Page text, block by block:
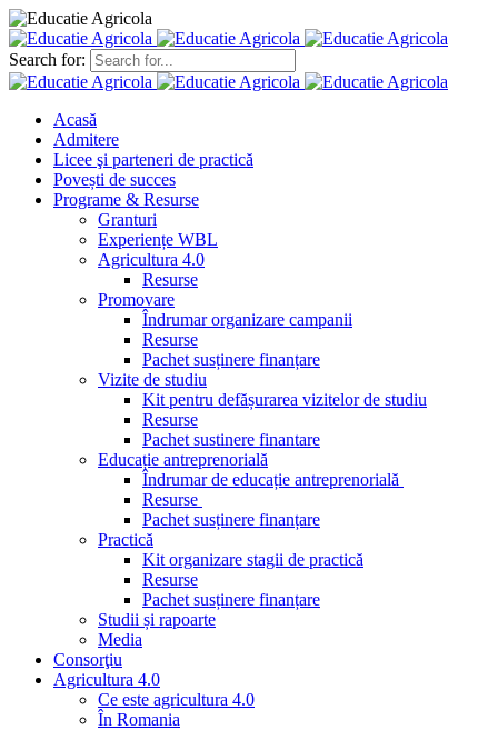
Search for:
Acasă
Admitere
Licee şi parteneri de practică
Povești de succes
Programe & Resurse
Granturi
Experiențe WBL
Agricultura 4.0
Resurse
Promovare
Îndrumar organizare campanii
Resurse
Pachet susținere finanțare
Vizite de studiu
Kit pentru defășurarea vizitelor de studiu
Resurse
Pachet sustinere finantare
Educație antreprenorială
Îndrumar de educație antreprenorială
Resurse
Pachet susținere finanțare
Practică
Kit organizare stagii de practică
Resurse
Pachet susținere finanțare
Studii și rapoarte
Media
Consorţiu
Agricultura 4.0
Ce este agricultura 4.0
În Romania